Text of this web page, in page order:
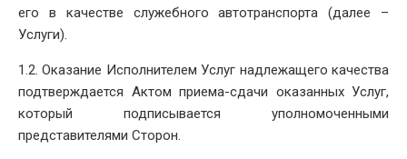
его в качестве служебного автотранспорта (далее –
Услуги).
1.2. Оказание Исполнителем Услуг надлежащего качества
подтверждается Актом приема-сдачи оказанных Услуг,
который подписывается уполномоченными
представителями Сторон.